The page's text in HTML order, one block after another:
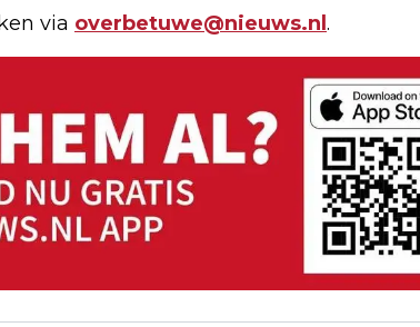
via overbetuwe@nieuws.nl .